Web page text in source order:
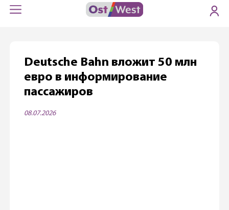
Deutsche Bahn вложит 50 млн
евро в информирование
пассажиров
08.07.2026